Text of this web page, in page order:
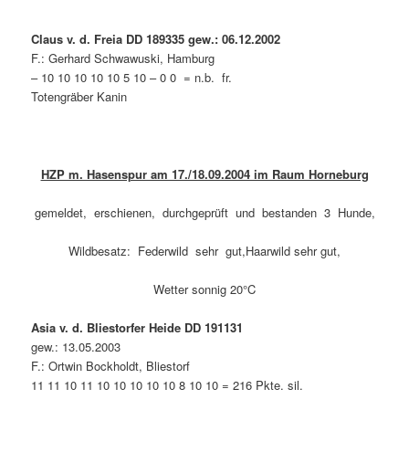
Claus v. d. Freia DD 189335 gew.: 06.12.2002
F.: Gerhard Schwawuski, Hamburg
– 10 10 10 10 10 5 10 – 0 0 = n.b. fr.
Totengräber Kanin
HZP m. Hasenspur am 17./18.09.2004 im Raum Horneburg
gemeldet, erschienen, durchgeprüft und bestanden 3 Hunde,
Wildbesatz: Federwild sehr gut,Haarwild sehr gut,
Wetter sonnig 20°C
Asia v. d. Bliestorfer Heide DD 191131
gew.: 13.05.2003
F.: Ortwin Bockholdt, Bliestorf
11 11 10 11 10 10 10 10 10 8 10 10 = 216 Pkte. sil.